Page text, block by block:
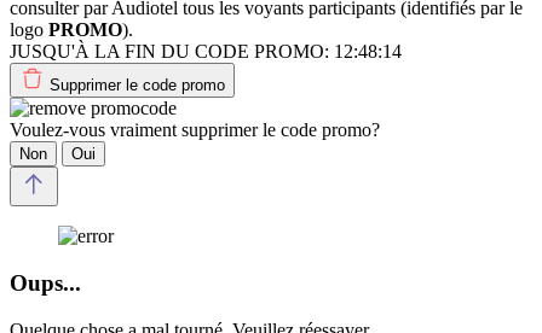
consulter par Audiotel tous les voyants participants (identifiés par le
logo PROMO).
JUSQU'À LA FIN DU CODE PROMO: 12:48:14
Supprimer le code promo
Voulez-vous vraiment supprimer le code promo?
Non Oui
Oups...